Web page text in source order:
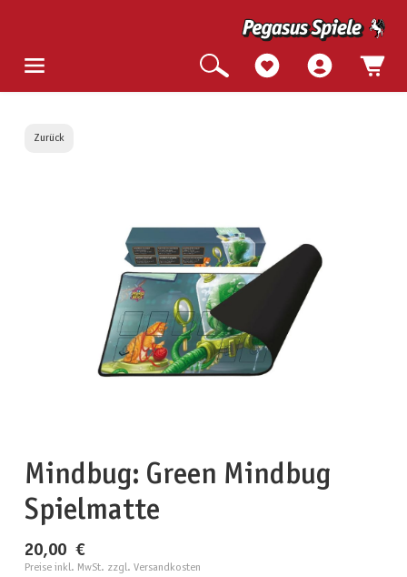
Zurück
Mindbug: Green Mindbug
Spielmatte
20,00 €
Preise inkl. MwSt. zzgl. Versandkosten